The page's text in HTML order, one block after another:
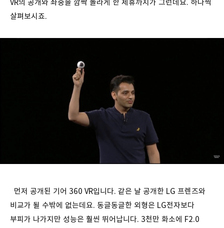
VR의 공개와 좌중을 깜짝 놀라게 한 제휴까지가 그런데요. 하나씩
살펴보시죠.
먼저 공개된 기어 360 VR입니다. 같은 날 공개한 LG 프렌즈와
비교가 될 수밖에 없는데요. 동글동글한 외형은 LG전자보다
부피가 나가지만 성능은 훨씬 뛰어납니다. 3천만 화소에 F2.0